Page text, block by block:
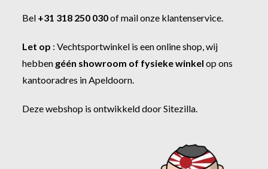
Bel +31 318 250 030ofmail onze klantenservice
Let op :Vechtsportwinkel is een online shop, wij
hebben géén showroom of fysieke winkel op ons
kantooradres in Apeldoorn.
Deze webshop is ontwikkeld doorSitezilla